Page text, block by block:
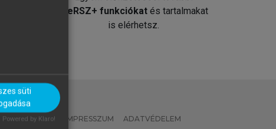
MeRSZ+ funkciókat és tartalmakat
is elérhetsz.
IRÁNYELVEK IMPRESSZUM ADATVÉDELEM
süti
Powered by Klaro!